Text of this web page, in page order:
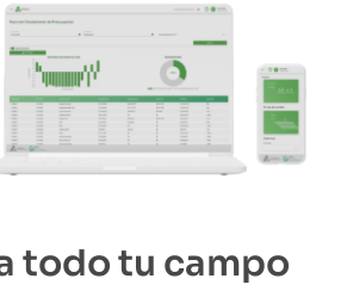
todo tu campo